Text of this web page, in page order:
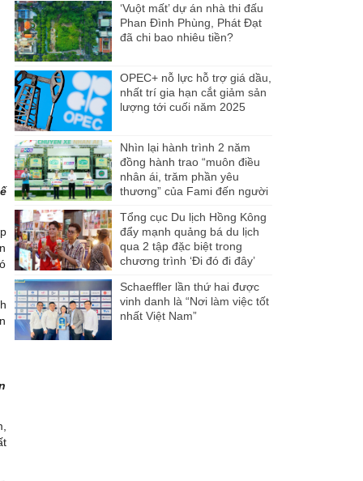
‘Vuột mất’ dự án nhà thi đấu
Phan Đình Phùng, Phát Đạt
đã chi bao nhiêu tiền?
OPEC+ nỗ lực hỗ trợ giá dầu,
nhất trí gia hạn cắt giảm sản
lượng tới cuối năm 2025
Nhìn lại hành trình 2 năm
đồng hành trao “muôn điều
nhân ái, trăm phần yêu
thương” của Fami đến người
Tổng cục Du lịch Hồng Kông
đẩy mạnh quảng bá du lịch
qua 2 tập đặc biệt trong
chương trình ‘Đi đó đi đây’
Schaeffler lần thứ hai được
vinh danh là “Nơi làm việc tốt
nhất Việt Nam”